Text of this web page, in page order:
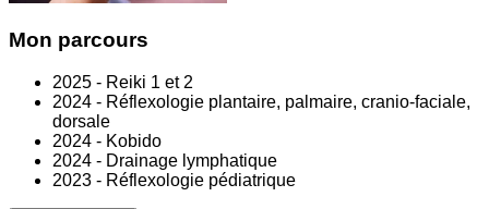
Mon parcours
2025 - Reiki 1 et 2
2024 - Réflexologie plantaire, palmaire, cranio-faciale,
dorsale
2024 - Kobido
2024 - Drainage lymphatique
2023 - Réflexologie pédiatrique